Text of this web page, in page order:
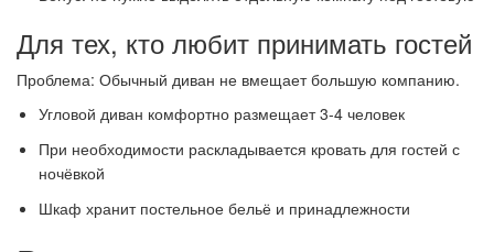
Для тех, кто любит принимать гостей
Проблема: Обычный диван не вмещает большую компанию.
Угловой диван комфортно размещает 3-4 человек
При необходимости раскладывается кровать для гостей с
ночёвкой
Шкаф хранит постельное бельё и принадлежности